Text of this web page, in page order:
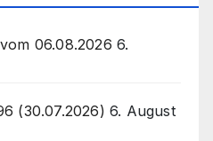
06.08.2026 6.
(30.07.2026) 6. August